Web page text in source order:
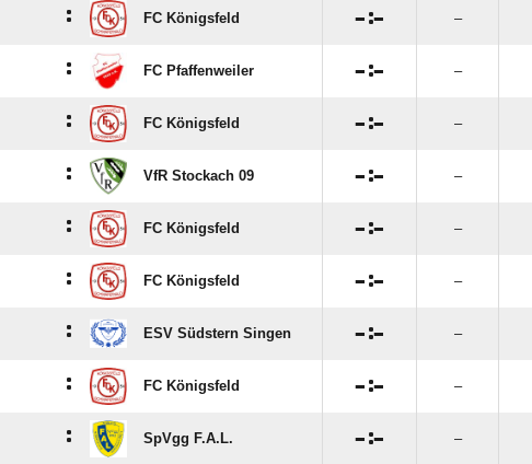
: FC Königsfeld : –
: FC Pfaffenweiler : –
: FC Königsfeld : –
: VfR Stockach 09 : –
: FC Königsfeld : –
: FC Königsfeld : –
: ESV Südstern Singen : –
: FC Königsfeld : –
: SpVgg F.A.L. : –